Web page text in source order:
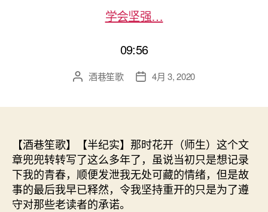
学会坚强…
09:56
文 酒巷笙歌
发 4月 3, 2020
【酒巷笙歌】【半纪实】那时花开（师生）这个文
章兜兜转转写了这么多年了，虽说当初只是想记录
下我的青春，顺便发泄我无处可藏的情绪，但是故
事的最后我早已释然，令我坚持重开的只是为了遵
守对那些老读者的承诺。